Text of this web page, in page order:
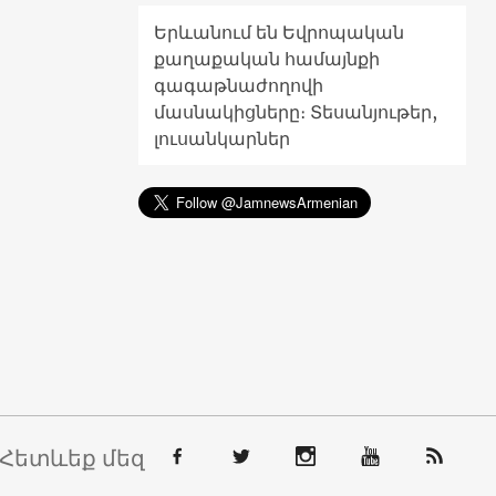
Երևանում են Եվրոպական
քաղաքական համայնքի
գագաթնաժողովի
մասնակիցները։ Տեսանյութեր,
լուսանկարներ
Հետևեք մեզ